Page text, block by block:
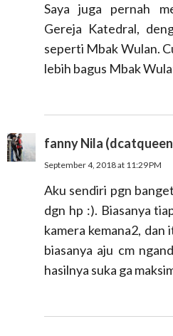
Saya juga pernah
Gereja Katedral,
seperti Mbak Wulan.
lebih bagus Mbak
fanny Nila
September 4, 2018 at 11:29 PM
Aku sendiri pgn
dgn hp :). Biasanya
kamera kemana2, dan
biasanya aju cm
hasilnya suka ga